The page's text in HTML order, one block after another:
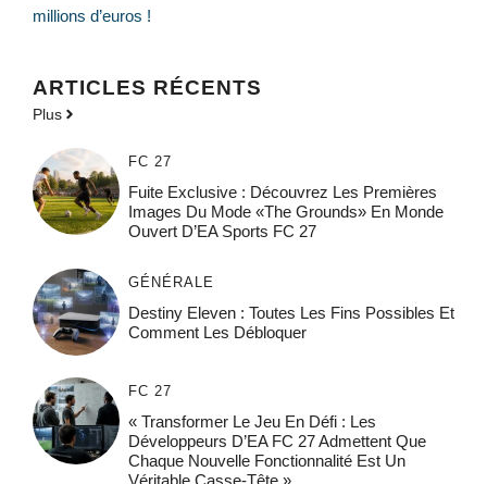
millions d’euros !
ARTICLES RÉCENTS
Plus
FC 27
Fuite Exclusive : Découvrez Les Premières
Images Du Mode «The Grounds» En Monde
Ouvert D’EA Sports FC 27
GÉNÉRALE
Destiny Eleven : Toutes Les Fins Possibles Et
Comment Les Débloquer
FC 27
« Transformer Le Jeu En Défi : Les
Développeurs D’EA FC 27 Admettent Que
Chaque Nouvelle Fonctionnalité Est Un